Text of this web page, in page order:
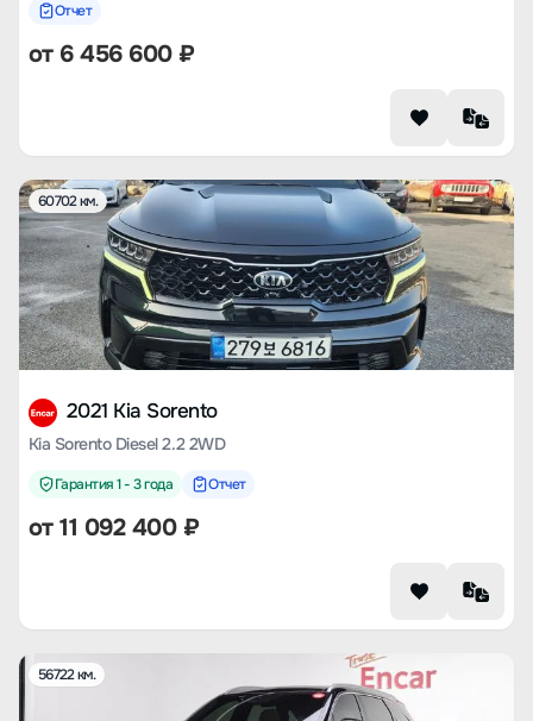
Отчет
от 6 456 600₽
60702 км.
2021 Kia Sorento
Kia Sorento Diesel 2.2 2WD
Гарантия 1 - 3 года Отчет
от11 092 400₽
56722 км.